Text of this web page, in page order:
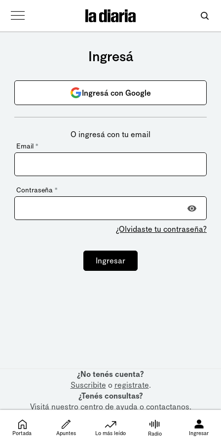
Ingresá
Ingresá con Google
O ingresá con tu email
Email *
Contraseña *
¿Olvidaste tu contraseña?
Ingresar
¿No tenés cuenta?
Suscribite o registrate.
¿Tenés consultas?
Visitá nuestrocentro de ayudaocontactanos.
Portada Apuntes Lo más leído Radio Ingresar